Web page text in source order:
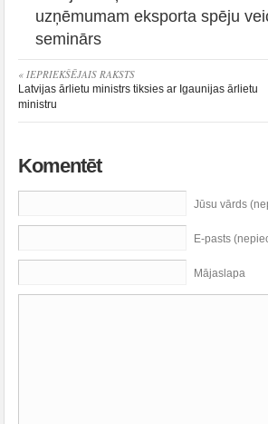
uzņēmumam eksporta spēju
seminārs
« IEPRIEKŠĒJAIS RAKSTS
Latvijas ārlietu ministrs tiksies ar Igaunijas ārlietu
ministru
Komentēt
Jūsu vārds
E-pasts
Mājaslapa